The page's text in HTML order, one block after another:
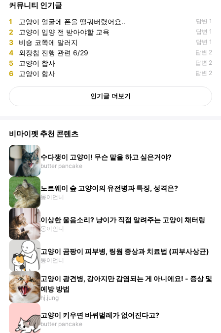
커뮤니티 인기글
1 고양이 얼굴에 폰을 떨궈버렸어요.. 답변 1
2 고양이 입양 전 받아야할 교육 답변 1
3 비숑 코쪽에 알러지 답변 1
4 외장칩 진행 관련 6/29 답변 2
5 고양이 합사 답변 2
6 고양이 합사 답변 2
인기글 더보기
비마이펫 추천 콘텐츠
수다쟁이 고양이! 무슨 말을 하고 싶은거야?
butter pancake
노르웨이 숲 고양이의 유전병과 특징, 성격은?
몽이언니
이상한 울음소리? 냥이가 직접 알려주는 고양이 채터링
몽이언니
고양이 곰팡이 피부병, 링웜 증상과 치료법 (피부사상균)
몽이언니
고양이 광견병, 강아지만 감염되는 게 아니에요! - 증상 및
예방 방법
hj.jung
고양이 키우면 바퀴벌레가 없어진다고?
butter pancake